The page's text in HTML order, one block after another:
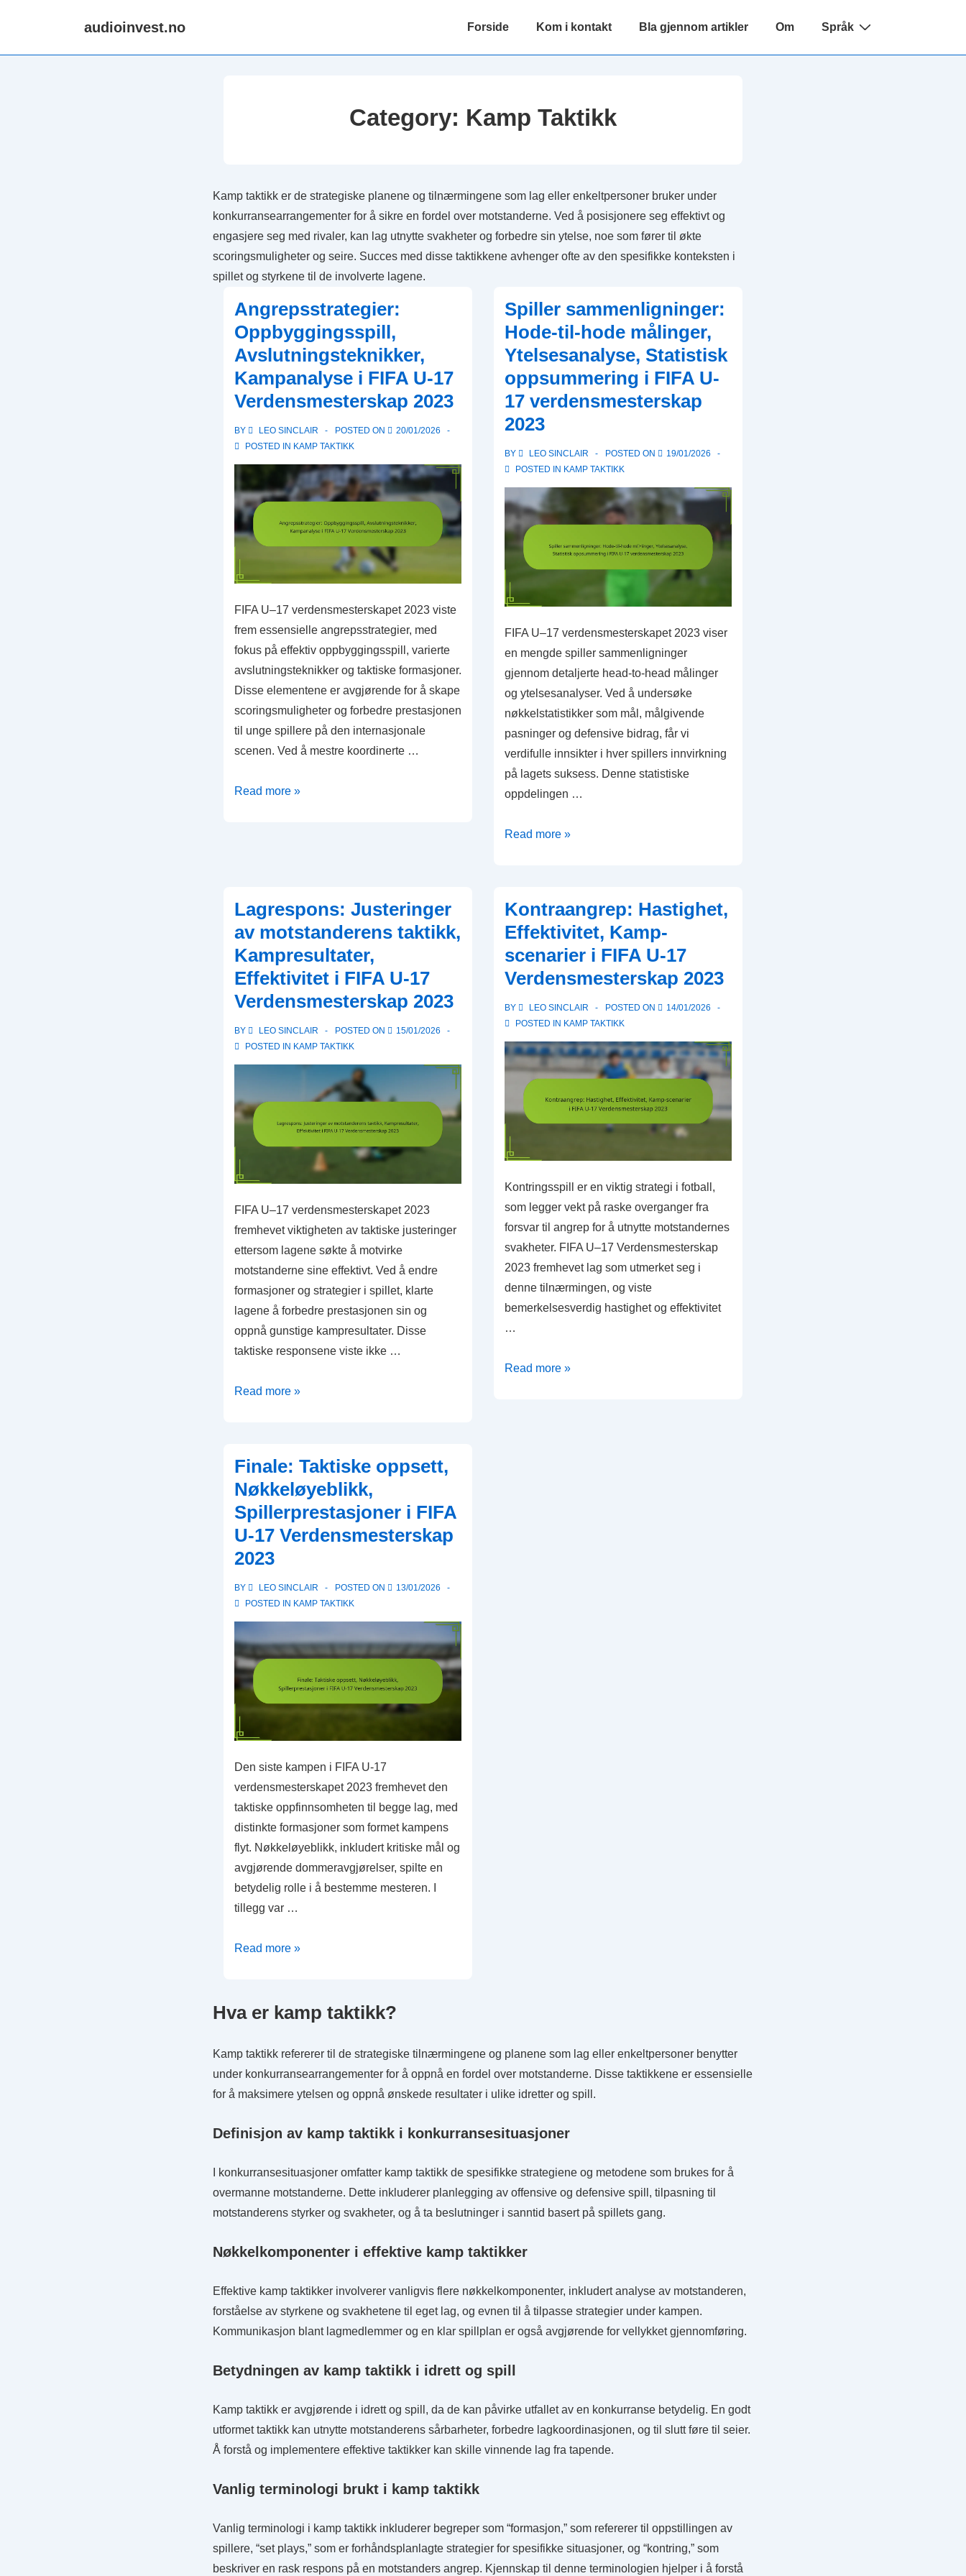
audioinvest.no
Main
Forside Kom i kontakt Bla gjennom artikler Om Språk
Category: Kamp Taktikk
Kamp taktikk er de strategiske planene og tilnærmingene som lag eller enkeltpersoner bruker under
konkurransearrangementer for å sikre en fordel over motstanderne. Ved å posisjonere seg effektivt og
engasjere seg med rivaler, kan lag utnytte svakheter og forbedre sin ytelse, noe som fører til økte
scoringsmuligheter og seire. Succes med disse taktikkene avhenger ofte av den spesifikke konteksten i
spillet og styrkene til de involverte lagene.
Angrepsstrategier:
Oppbyggingsspill,
Avslutningsteknikker,
Kampanalyse i FIFA U-17
Verdensmesterskap 2023
BY LEO SINCLAIR POSTED ON
20/01/2026
POSTED IN KAMP TAKTIKK
FIFA U–17 verdensmesterskapet 2023 viste
frem essensielle angrepsstrategier, med
fokus på effektiv oppbyggingsspill, varierte
avslutningsteknikker og taktiske formasjoner.
Disse elementene er avgjørende for å skape
scoringsmuligheter og forbedre prestasjonen
til unge spillere på den internasjonale
scenen. Ved å mestre koordinerte …
Angrepsstrategier:
U-
17
Verdensmesterskap
2023
Read more »
Spiller sammenligninger:
Hode-til-hode målinger,
Ytelsesanalyse, Statistisk
oppsummering i FIFA U-
17 verdensmesterskap
2023
BY LEO SINCLAIR POSTED ON
19/01/2026
POSTED IN KAMP TAKTIKK
FIFA U–17 verdensmesterskapet 2023 viser
en mengde spiller sammenligninger
gjennom detaljerte head-to-head målinger
og ytelsesanalyser. Ved å undersøke
nøkkelstatistikker som mål, målgivende
pasninger og defensive bidrag, får vi
verdifulle innsikter i hver spillers innvirkning
på lagets suksess. Denne statistiske
oppdelingen …
Spiller
hode
målinger,
Ytelsesanalyse,
Statistisk
i
U-
17
verdensmesterskap
2023
Read more »
Lagrespons: Justeringer
av motstanderens taktikk,
Kampresultater,
Effektivitet i FIFA U-17
Verdensmesterskap 2023
BY LEO SINCLAIR POSTED ON
15/01/2026
POSTED IN KAMP TAKTIKK
FIFA U–17 verdensmesterskapet 2023
fremhevet viktigheten av taktiske justeringer
ettersom lagene søkte å motvirke
motstanderne sine effektivt. Ved å endre
formasjoner og strategier i spillet, klarte
lagene å forbedre prestasjonen sin og
oppnå gunstige kampresultater. Disse
taktiske responsene viste ikke …
Lagrespons:
taktikk,
Kampresultater,
Effektivitet
i
FIFA
17
2023
Read more »
Kontraangrep: Hastighet,
Effektivitet, Kamp-
scenarier i FIFA U-17
Verdensmesterskap 2023
BY LEO SINCLAIR POSTED ON
14/01/2026
POSTED IN KAMP TAKTIKK
Kontringsspill er en viktig strategi i fotball,
som legger vekt på raske overganger fra
forsvar til angrep for å utnytte motstandernes
svakheter. FIFA U–17 Verdensmesterskap
2023 fremhevet lag som utmerket seg i
denne tilnærmingen, og viste
bemerkelsesverdig hastighet og effektivitet
…
Kontraangrep:
Read more »
Finale: Taktiske oppsett,
Nøkkeløyeblikk,
Spillerprestasjoner i FIFA
U-17 Verdensmesterskap
2023
BY LEO SINCLAIR POSTED ON
13/01/2026
POSTED IN KAMP TAKTIKK
Den siste kampen i FIFA U-17
verdensmesterskapet 2023 fremhevet den
taktiske oppfinnsomheten til begge lag, med
distinkte formasjoner som formet kampens
flyt. Nøkkeløyeblikk, inkludert kritiske mål og
avgjørende dommeravgjørelser, spilte en
betydelig rolle i å bestemme mesteren. I
tillegg var …
Finale:
Nøkkeløyeblikk,
FIFA
U-
Verdensmesterskap
Read more »
Hva er kamp taktikk?
Kamp taktikk refererer til de strategiske tilnærmingene og planene som lag eller enkeltpersoner benytter
under konkurransearrangementer for å oppnå en fordel over motstanderne. Disse taktikkene er essensielle
for å maksimere ytelsen og oppnå ønskede resultater i ulike idretter og spill.
Definisjon av kamp taktikk i konkurransesituasjoner
I konkurransesituasjoner omfatter kamp taktikk de spesifikke strategiene og metodene som brukes for å
overmanne motstanderne. Dette inkluderer planlegging av offensive og defensive spill, tilpasning til
motstanderens styrker og svakheter, og å ta beslutninger i sanntid basert på spillets gang.
Nøkkelkomponenter i effektive kamp taktikker
Effektive kamp taktikker involverer vanligvis flere nøkkelkomponenter, inkludert analyse av motstanderen,
forståelse av styrkene og svakhetene til eget lag, og evnen til å tilpasse strategier under kampen.
Kommunikasjon blant lagmedlemmer og en klar spillplan er også avgjørende for vellykket gjennomføring.
Betydningen av kamp taktikk i idrett og spill
Kamp taktikk er avgjørende i idrett og spill, da de kan påvirke utfallet av en konkurranse betydelig. En godt
utformet taktikk kan utnytte motstanderens sårbarheter, forbedre lagkoordinasjonen, og til slutt føre til seier.
Å forstå og implementere effektive taktikker kan skille vinnende lag fra tapende.
Vanlig terminologi brukt i kamp taktikk
Vanlig terminologi i kamp taktikk inkluderer begreper som “formasjon,” som refererer til oppstillingen av
spillere, “set plays,” som er forhåndsplanlagte strategier for spesifikke situasjoner, og “kontring,” som
beskriver en rask respons på en motstanders angrep. Kjennskap til denne terminologien hjelper i å forstå